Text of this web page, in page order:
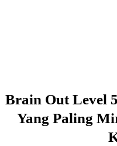
Brain Out Level
Yang Paling